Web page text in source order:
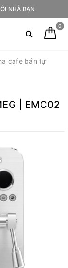
NHÀ BẠN
0
cafe bán tự
| EMC02